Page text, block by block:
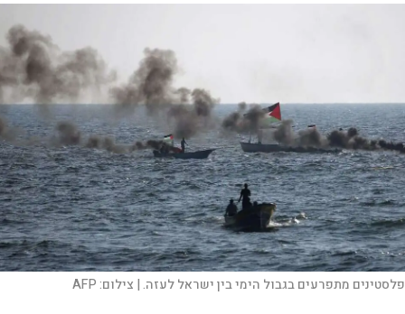
פלסטינים מתפרעים בגבול הימי בין ישראל לעזה. | צילום:AFP